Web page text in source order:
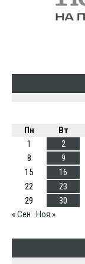
Пн
Вт
1
2
8
9
15
16
22
23
29
30
« Сен Ноя »